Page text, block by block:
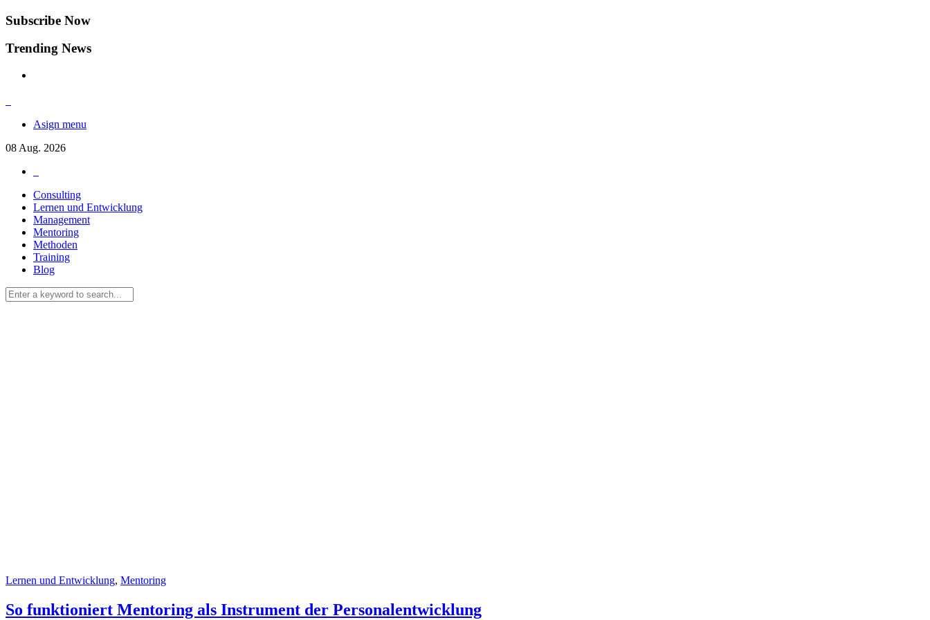
Subscribe Now
Trending News
Asign menu
08 Aug. 2026
Consulting
Lernen und Entwicklung
Management
Mentoring
Methoden
Training
Blog
Lernen und Entwicklung, Mentoring
So funktioniert Mentoring als Instrument der Personalentwicklung